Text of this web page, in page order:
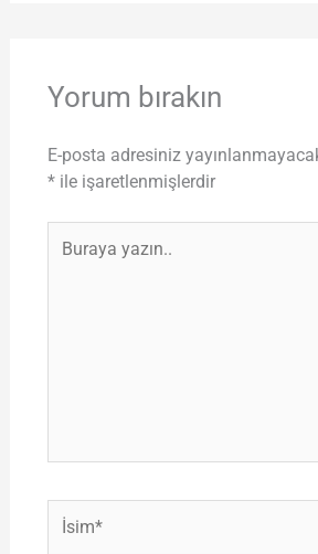
Yorum bırakın
E-posta adresiniz
*ile işaretlenmişlerdir
yazın..
İsim*